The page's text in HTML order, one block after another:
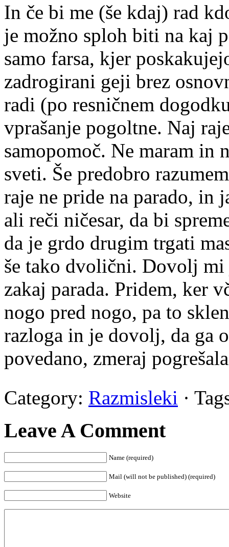
In če bi me (še kdaj) rad
je možno sploh biti na kaj
samo farsa, kjer
zadrogirani geji brez
radi (po resničnem
vprašanje pogoltne. Naj
samopomoč. Ne maram in
sveti. Še predobro
raje ne pride na parado, in
ali reči ničesar, da bi
da je grdo drugim trgati
še tako dvolični. Dovolj
zakaj parada. Pridem, ker
nogo pred nogo, pa to
razloga in je dovolj, da ga
povedano, zmeraj
Category: Razmisleki ·
Leave A Comment
Name (required)
Mail (will not be published) (required)
Website